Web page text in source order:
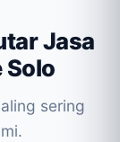
Jasa
Solo
sering